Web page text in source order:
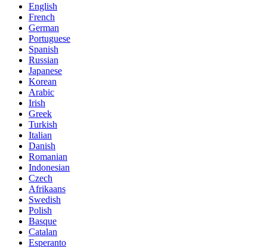
English
French
German
Portuguese
Spanish
Russian
Japanese
Korean
Arabic
Irish
Greek
Turkish
Italian
Danish
Romanian
Indonesian
Czech
Afrikaans
Swedish
Polish
Basque
Catalan
Esperanto